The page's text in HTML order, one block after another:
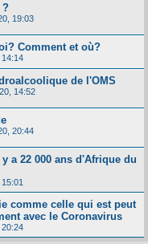
?
19:03
Comment et où?
de l'OMS
14:52
20:44
a 22 000 ans d'Afrique du
comme celle qui est peut
avec le Coronavirus